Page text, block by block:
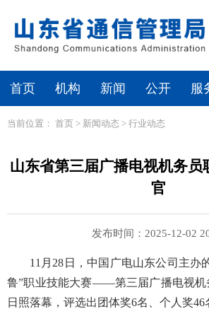
首页 机构 新闻 公开 服
当前位置： 首页 > 新闻动态 > 行业动态
山东省第三届广播电视机务员
官
发布时间：2025-12-02
11月28日，中国广电山东公司主办
鲁”职业技能大赛——第三届广播电视机
日照落幕，评选出团体奖6名、个人奖46